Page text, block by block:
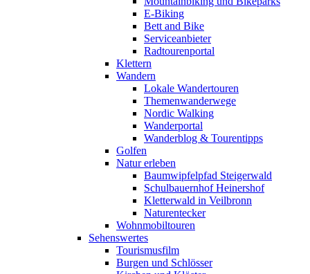
E-Biking
Bett and Bike
Serviceanbieter
Radtourenportal
Klettern
Wandern
Lokale Wandertouren
Themenwanderwege
Nordic Walking
Wanderportal
Wanderblog & Tourentipps
Golfen
Natur erleben
Baumwipfelpfad Steigerwald
Schulbauernhof Heinershof
Kletterwald in Veilbronn
Naturentecker
Wohnmobiltouren
Sehenswertes
Tourismusfilm
Burgen und Schlösser